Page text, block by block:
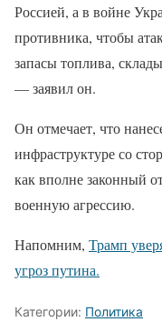
Россией, а в войне
противника, чтобы
запасы топлива,
— заявил он.
Он отмечает, что
инфраструктуре со
как вполне законный
военную агрессию.
Напомним, Трамп
угроз путина.
Категории: Политика